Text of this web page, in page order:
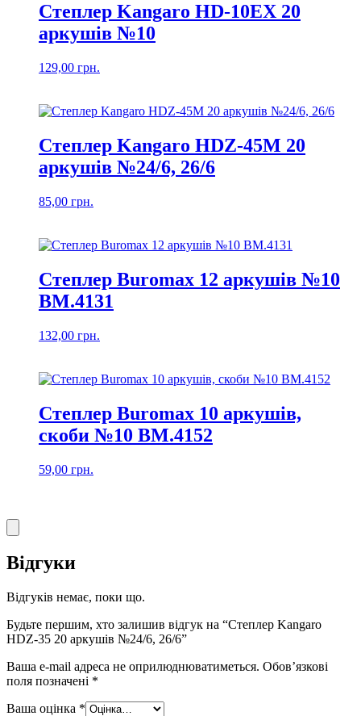
Степлер Kangaro HD-10EX 20
аркушів №10
129,00 грн.
Степлер Kangaro HDZ-45M 20
аркушів №24/6, 26/6
85,00 грн.
Степлер Buromax 12 аркушів №10
BM.4131
132,00 грн.
Степлер Buromax 10 аркушів,
скоби №10 BM.4152
59,00 грн.
Відгуки
Відгуків немає, поки що.
Будьте першим, хто залишив відгук на “Степлер Kangaro
HDZ-35 20 аркушів №24/6, 26/6”
Ваша e-mail адреса не оприлюднюватиметься. Обов’язкові
поля позначені *
Ваша оцінка *